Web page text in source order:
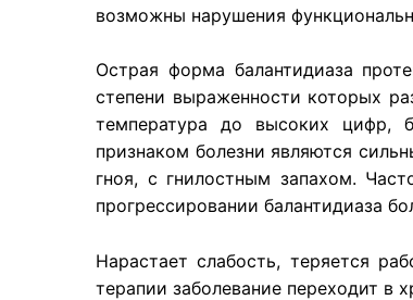
возможны нарушения
Острая форма балантидиаза
степени выраженности которых
температура до высоких цифр,
признаком болезни являются
гноя, с гнилостным запахом.
прогрессировании балантидиаза
Нарастает слабость, теряется
терапии заболевание переходит в